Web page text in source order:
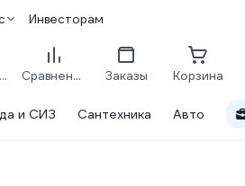
Инвесторам
Избранное Сравнение Заказы Корзина
и СИЗ Сантехника Авто